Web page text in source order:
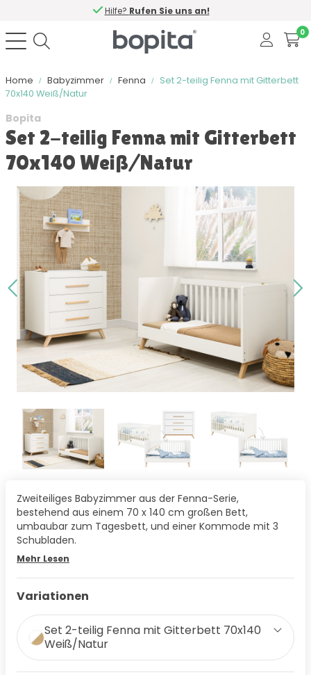
Hilfe? Rufen Sie uns an!
0
Home Babyzimmer Fenna
Set 2-teilig Fenna mit Gitterbett
70x140 Weiß/Natur
Bopita
Set 2-teilig Fenna mit Gitterbett
70x140 Weiß/Natur
Zweiteiliges Babyzimmer aus der Fenna-Serie,
bestehend aus einem 70 x 140 cm großen Bett,
umbaubar zum Tagesbett, und einer Kommode mit 3
Schubladen.
Mehr Lesen
Variationen
Set 2-teilig Fenna mit Gitterbett 70x140
Weiß/Natur